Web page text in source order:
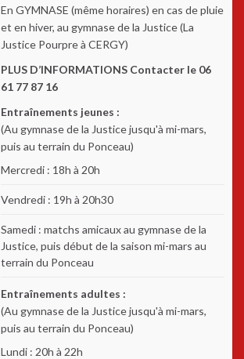
En GYMNASE (même horaires) en cas de pluie
et en hiver, au gymnase de la Justice (La
Justice Pourpre à CERGY)
PLUS D’INFORMATIONS Contacter le 06
61 77 87 16
Entraînements jeunes :
(Au gymnase de la Justice jusqu'à mi-mars,
puis au terrain du Ponceau)
Mercredi : 18h à 20h
Vendredi : 19h à 20h30
Samedi : matchs amicaux au gymnase de la
Justice, puis début de la saison mi-mars au
terrain du Ponceau
Entraînements adultes :
(Au gymnase de la Justice jusqu'à mi-mars,
puis au terrain du Ponceau)
Lundi : 20h à 22h